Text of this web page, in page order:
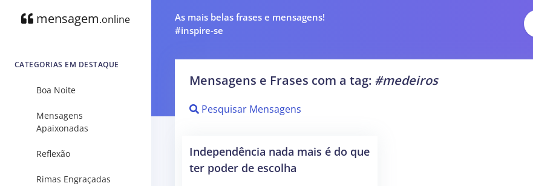
mensagem.online
CATEGORIAS EM DESTAQUE
Boa Noite
Mensagens
Apaixonadas
Reflexão
Rimas Engraçadas
As mais belas frases e mensagens!
#inspire-se
Mensagens e Frases com a tag: #medeiros
Pesquisar Mensagens
Independência nada mais é do que
ter poder de escolha